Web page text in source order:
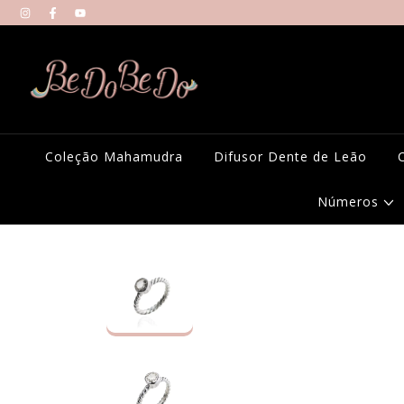
Coleção Mahamudra Difusor Dente de Leão
Números